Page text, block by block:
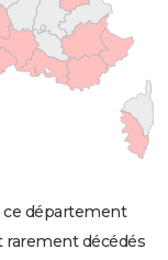
ce département
rarement décédés